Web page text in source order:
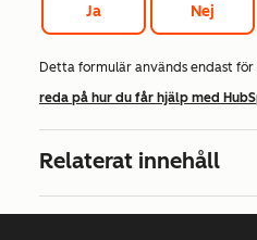
Ja Nej
Detta formulär används endast
reda på hur du får hjälp med
Relaterat innehåll